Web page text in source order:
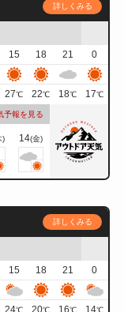
詳しくみる
15 18 21
0
27℃ 22℃ 18℃ 17℃
予報を見る
) 14(金)
詳しくみる
15 18 21
0
24℃ 20℃ 16℃ 14℃